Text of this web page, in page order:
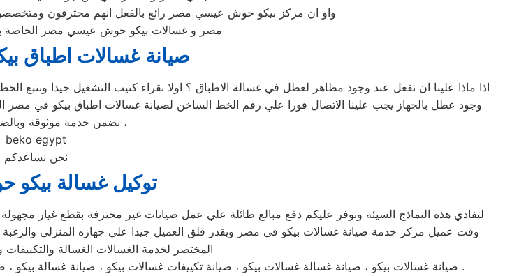
واو ان مركز بيكو حوش عيسي مصر رائع بالفعل انهم محترفون
مصر و غسالات بيكو حوش عيسي مصر الخاصة
صيانة غسالات اطباق
اذا ماذا علينا ان نفعل عند وجود مظاهر لعطل في غسالة الاطباق ؟ اولا نقراء كتيب التشغيل جيدا ونتبع
وجود عطل بالجهاز يجب علينا الاتصال فورا علي رقم الخط الساخن لصيانة غسالات اطباق بيكو في
نضمن خدمة موثوقة وبالضمان المعتمد ،
beko egypt
نحن نساعدكم
توكيل غسالة
لتفادي هذه النماذج السيئة ونوفر عليكم دفع مبالغ طائلة علي عمل صيانات غير محترفة بقطع غيار
وقت عميل مركز خدمة صيانة غسالات بيكو في مصر ويقدر قلق العميل جيدا علي جهازه المنزلي والرغبة
المختصر لخدمة الغسالات الغسالة
صيانة غسالات بيكو ، صيانة غسالة غسالات بيكو ، صيانة تكييفات غسالات بيكو ، صيانة غسالة بيكو ، صيانة غسالة غسالات بيكو التجمع ، صيانة ديب فريزر غسالات بيكو ، صيانة تكييفات بيكو .